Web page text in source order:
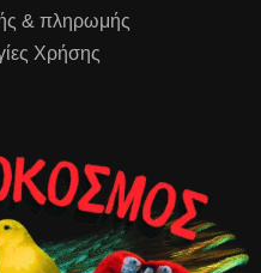
& πληρωμής
Χρήσης